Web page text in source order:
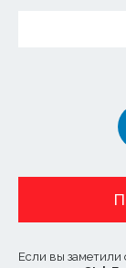
Если вы